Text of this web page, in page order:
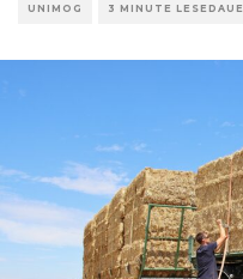
UNIMOG 3 MINUTE